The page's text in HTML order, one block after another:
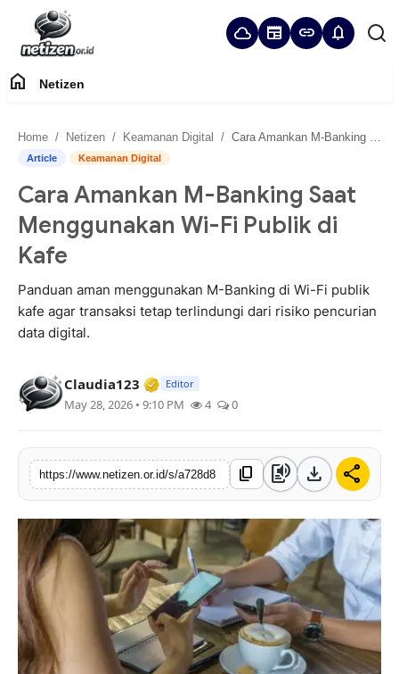
cloud newspaper link notifications
Panduan Komunitas
Netizen
home Netizen
Home Netizen Keamanan Digital Cara Amankan M-Banking Saat Menggunakan Wi-Fi Publik di Kafe
Article Keamanan Digital
Cara Amankan M-Banking Saat
Menggunakan Wi-Fi Publik di
Kafe
Panduan aman menggunakan M-Banking di Wi-Fi publik
kafe agar transaksi tetap terlindungi dari risiko pencurian
data digital.
Claudia123 Verified Media or Organization •
Editor
May 28, 2026 • 9:10 PM 4 0
https://www.netizen.or.id/s/a728d8 content_copy text_to_speech download share